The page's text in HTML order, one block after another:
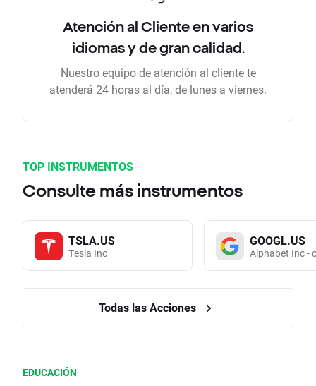
Atención al Cliente en varios
idiomas y de gran calidad.
Nuestro equipo de atención al cliente te
atenderá 24 horas al día, de lunes a viernes.
TOP INSTRUMENTOS
Consulte más instrumentos
TSLA.US
Tesla Inc
GOOGL.US
Alphabet Inc -
Todas las Acciones
EDUCACIÓN